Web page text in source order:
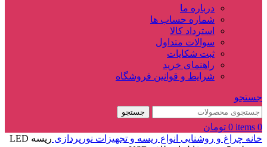
درباره ما
شماره حساب ها
استرداد کالا
سوالات متداول
ثبت شکایات
راهنمای خرید
شرایط و قوانین فروشگاه
جستجو
جستجو
0
items
0 تومان
خانه چراغ و روشنایی انواع ریسه و تجهیزات نورپردازی
ریسه LED